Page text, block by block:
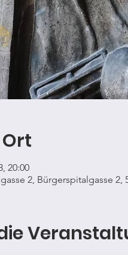
20:00
2, Bürgerspitalgasse 2,